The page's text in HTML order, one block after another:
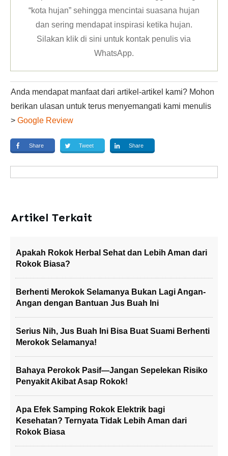
“kota hujan” sehingga mencintai suasana hujan
dan sering mendapat inspirasi ketika hujan.
Silakan klikdi sini untuk kontak penulis via
WhatsApp.
Anda mendapat manfaat dari artikel-artikel kami? Mohon
berikan ulasan untuk terus menyemangati kami menulis
> Google Review
Share Tweet Share
Artikel Terkait
Apakah Rokok Herbal Sehat dan Lebih Aman dari
Rokok Biasa?
Berhenti Merokok Selamanya Bukan Lagi Angan-
Angan dengan Bantuan Jus Buah Ini
Serius Nih, Jus Buah Ini Bisa Buat Suami Berhenti
Merokok Selamanya!
Bahaya Perokok Pasif—Jangan Sepelekan Risiko
Penyakit Akibat Asap Rokok!
Apa Efek Samping Rokok Elektrik bagi
Kesehatan? Ternyata Tidak Lebih Aman dari
Rokok Biasa